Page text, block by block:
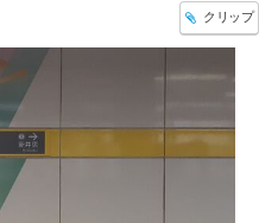
クリップ